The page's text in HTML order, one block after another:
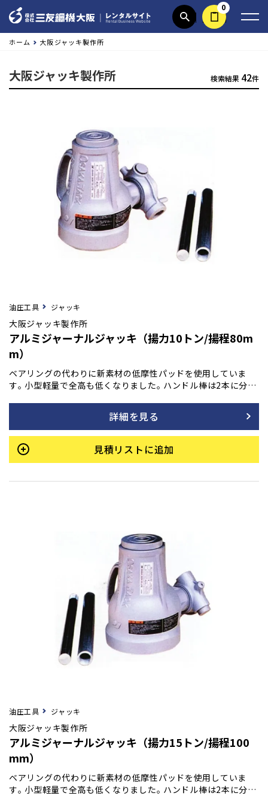
商品検索見積依頼する
0
ホーム 大阪ジャッキ製作所
大阪ジャッキ製作所 検索結果 42件
油圧工具 ジャッキ
大阪ジャッキ製作所
アルミジャーナルジャッキ（揚力10トン/揚程80m
m）
ベアリングの代わりに新素材の低摩性パッドを使用していま
す｡ 小型軽量で全高も低くなりました｡ ハンドル棒は2本に分割
詳細を見る
見積リストに追加
油圧工具 ジャッキ
大阪ジャッキ製作所
アルミジャーナルジャッキ（揚力15トン/揚程100
mm）
ベアリングの代わりに新素材の低摩性パッドを使用していま
す｡ 小型軽量で全高も低くなりました｡ ハンドル棒は2本に分割